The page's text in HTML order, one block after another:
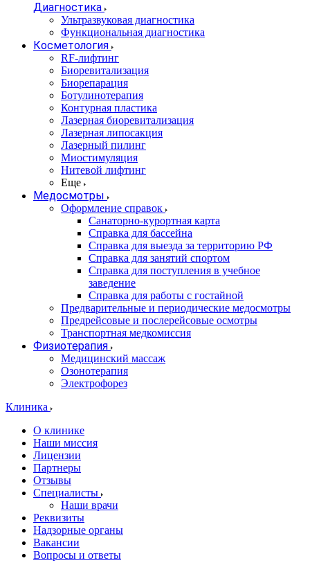
Диагностика
Ультразвуковая диагностика
Функциональная диагностика
Косметология
RF-лифтинг
Биоревитализация
Биорепарация
Ботулинотерапия
Контурная пластика
Лазерная биоревитализация
Лазерная липосакция
Лазерный пилинг
Миостимуляция
Нитевой лифтинг
Еще
Медосмотры
Оформление справок
Санаторно-курортная карта
Справка для бассейна
Справка для выезда за территорию РФ
Справка для занятий спортом
Справка для поступления в учебное
заведение
Справка для работы с гостайной
Предварительные и периодические медосмотры
Предрейсовые и послерейсовые осмотры
Транспортная медкомиссия
Физиотерапия
Медицинский массаж
Озонотерапия
Электрофорез
Клиника
О клинике
Наши миссия
Лицензии
Партнеры
Отзывы
Специалисты
Наши врачи
Реквизиты
Надзорные органы
Вакансии
Вопросы и ответы